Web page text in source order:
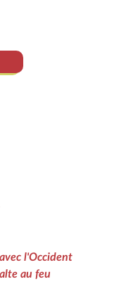
l'Occident
au feu